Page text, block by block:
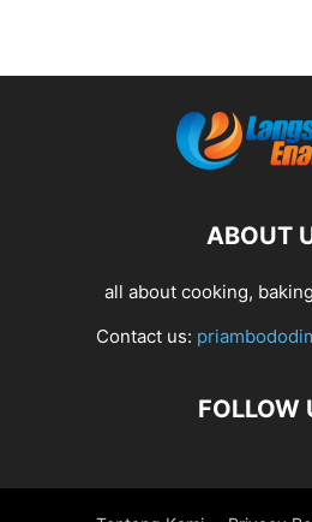
ABOUT
all about cooking,
Contact us:
FOLLOW